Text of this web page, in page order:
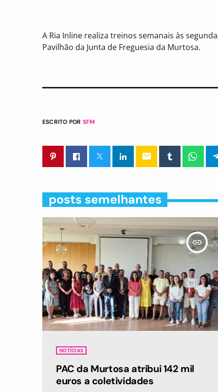
A Ria Inline realiza treinos semanais às
Pavilhão da Junta de Freguesia da Murtosa.
ESCRITO POR SFM
email
posts semelhantes
insert_link
NOTÍCIAS
PAC da Murtosa atribui 142 mil
euros a coletividades